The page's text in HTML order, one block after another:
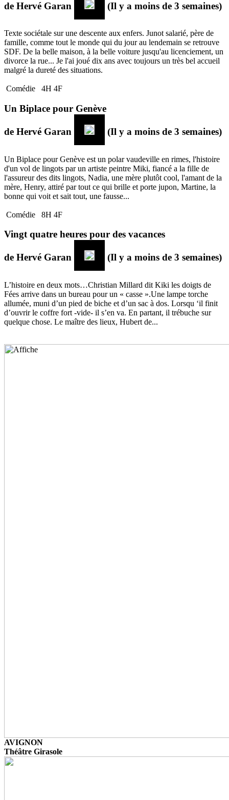
de Hervé Garan (Il y a moins de 3 semaines)
Texte sociétale sur une descente aux enfers. Junot salarié, père de
famille, comme tout le monde qui du jour au lendemain se retrouve
SDF. De la belle maison, à la belle voiture jusqu'au licenciement, un
divorce la rue... Je l'ai joué dix ans avec toujours un très bel accueil
malgré la dureté des situations.
Comédie 4H 4F
Un Biplace pour Genève
de Hervé Garan (Il y a moins de 3 semaines)
Un Biplace pour Genève est un polar vaudeville en rimes, l'histoire
d'un vol de lingots par un artiste peintre Miki, fiancé a la fille de
l'assureur des dits lingots, Nadia, une mère plutôt cool, l'amant de la
mère, Henry, attiré par tout ce qui brille et porte jupon, Martine, la
bonne qui voit et sait tout, une fausse...
Comédie 8H 4F
Vingt quatre heures pour des vacances
de Hervé Garan (Il y a moins de 3 semaines)
L’histoire en deux mots…Christian Millard dit Kiki les doigts de
Fées arrive dans un bureau pour un « casse ».Une lampe torche
allumée, muni d’un pied de biche et d’un sac à dos. Lorsqu ‘il finit
d’ouvrir le coffre fort -vide- il s’en va. En partant, il trébuche sur
quelque chose. Le maître des lieux, Hubert de...
AVIGNON
Théâtre Girasole